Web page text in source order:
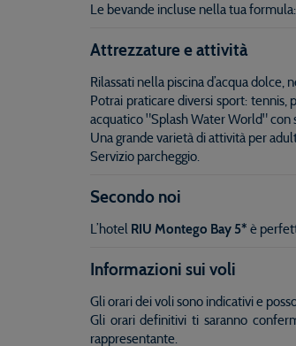
Le bevande incluse nella tua
Attrezzature e attività
Rilassati nella piscina d’acqua
Potrai praticare diversi sport:
acquatico "Splash Water World" con
Una grande varietà di attività per
Servizio parcheggio.
Secondo noi
L’hotel RIU Montego Bay 5* è
Informazioni sui voli
Gli orari dei voli sono indicativi e
Gli orari definitivi ti saranno
rappresentante.